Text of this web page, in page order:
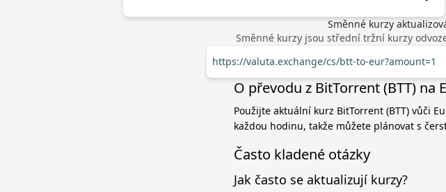
Směnné kurzy
Směnné kurzy jsou střední tržní kurzy
https://valuta.exchange/cs/btt-to-eur?amount=1
O převodu z BitTorrent (BTT) na
Použijte aktuální kurz BitTorrent (BTT) vůči
každou hodinu, takže můžete plánovat s
Často kladené otázky
Jak často se aktualizují kurzy?